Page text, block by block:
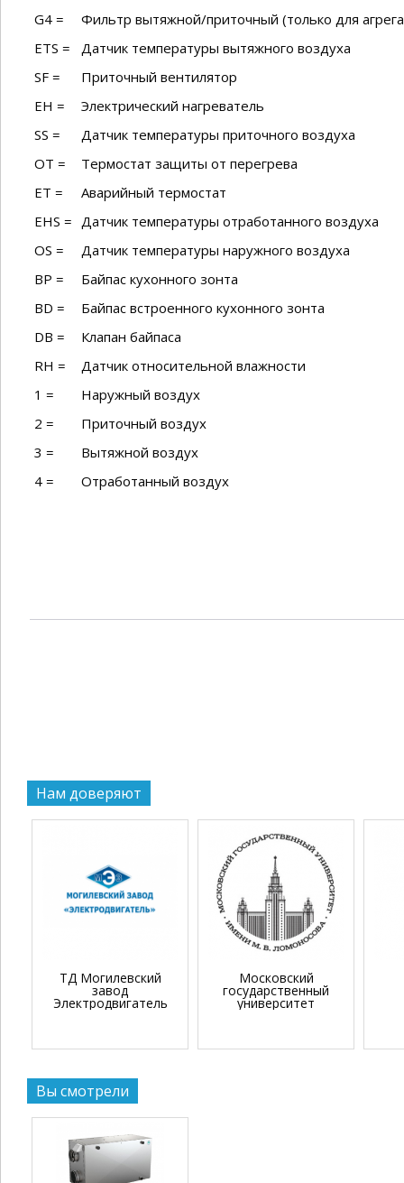
G4 =
Фильтр вытяжной/приточный (только для
ETS =
Датчик температуры вытяжного воздуха
SF =
Приточный вентилятор
EH =
Электрический нагреватель
SS =
Датчик температуры приточного воздуха
OT =
Термостат защиты от перегрева
ET =
Аварийный термостат
EHS = Датчик температуры отработанного воздуха
OS =
Датчик температуры наружного воздуха
BP =
Байпас кухонного зонта
BD =
Байпас встроенного кухонного зонта
DB =
Клапан байпаса
RH =
Датчик относительной влажности
1 =
Наружный воздух
2 =
Приточный воздух
3 =
Вытяжной воздух
4 =
Отработанный воздух⁠
Нам доверяют
ТД Могилевский
завод
Электродвигатель
Московский
государственный
университет
Вы смотрели